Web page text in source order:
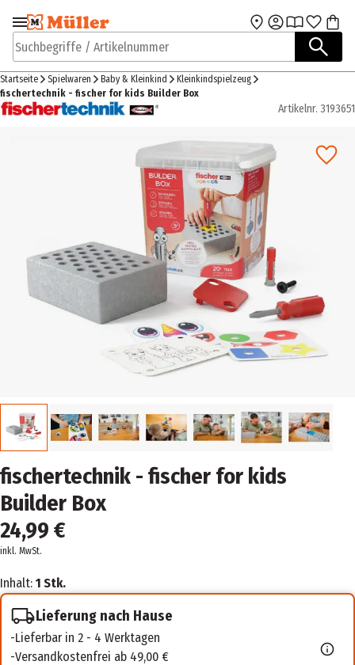
Zur Navigation
springen
Zum Hauptinhalt
Suchbegriffe / Artikelnummer
Startseite Spielwaren Baby & Kleinkind
Kleinkindspielzeug
fischertechnik - fischer for kids Builder Box
Artikelnr. 3193651
fischertechnik - fischer for kids
Builder Box
24,99 €
inkl. MwSt.
Inhalt: 1 Stk.
Lieferung nach Hause
Lieferbar in 2 - 4 Werktagen
Versandkostenfrei ab 49,00 €